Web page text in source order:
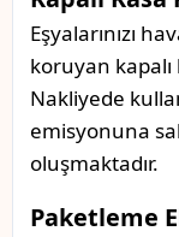
Eşyalarınızı
koruyan
Nakliyede
emisyonuna
oluşmaktadır.
Paketleme